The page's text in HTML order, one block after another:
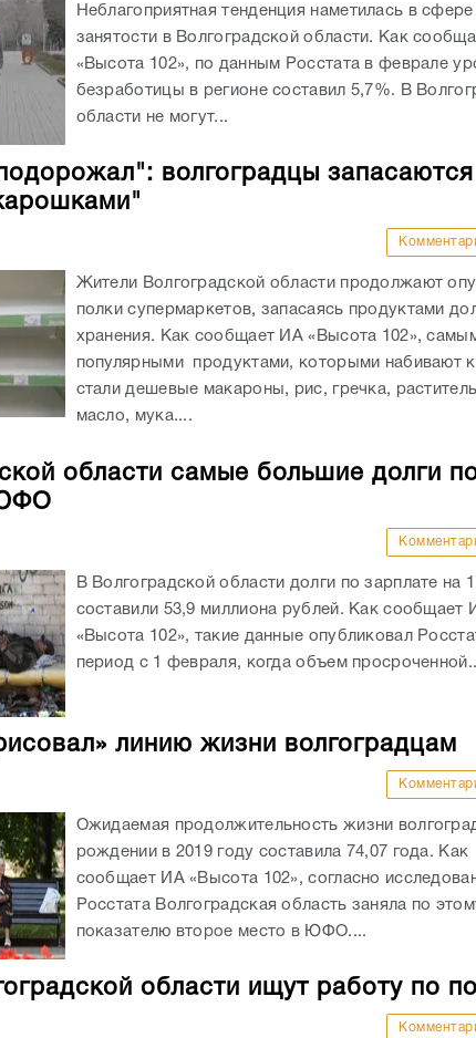
Неблагоприятная тенденция наметилась в сфере
занятости в Волгоградской области. Как
«Высота 102», по данным Росстата в феврале
безработицы в регионе составил 5,7%. В
области не могут...
волгоградцы запасаются
Жители Волгоградской области продолжают
полки супермаркетов, запасаясь продуктами
хранения. Как сообщает ИА «Высота 102»,
популярными продуктами, которыми набивают
стали дешевые макароны, рис, гречка,
масло, мука....
области самые большие долги
В Волгоградской области долги по зарплате на
составили 53,9 миллиона рублей. Как сообщает
«Высота 102», такие данные опубликовал
период с 1 февраля, когда объем
линию жизни волгоградцам
Ожидаемая продолжительность жизни
рождении в 2019 году составила 74,07 года. Как
сообщает ИА «Высота 102», согласно
Росстата Волгоградская область заняла по
показателю второе место в ЮФО....
области ищут работу по